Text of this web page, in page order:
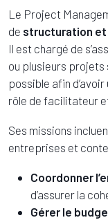
Le Project
de structuration et
Il est chargé de
ou plusieurs projets
possible afin
rôle de facilitateur
Ses missions
entreprises et
Coordonner
d’assurer la
Gérer le